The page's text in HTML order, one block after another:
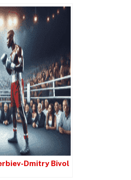
de l’action.
Dmitry Bivol